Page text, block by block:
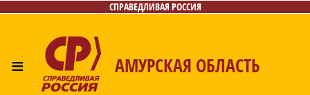
СПРАВЕДЛИВАЯ РОССИЯ
≡ АМУРСКАЯ ОБЛАСТЬ